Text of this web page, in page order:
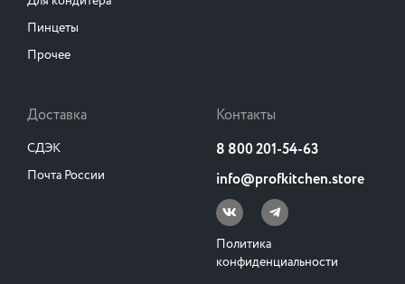
Пинцеты
Прочее
Доставка
СДЭК
Почта России
Контакты
8 800 201-54-63
info@profkitchen.store
Политика
конфиденциальности